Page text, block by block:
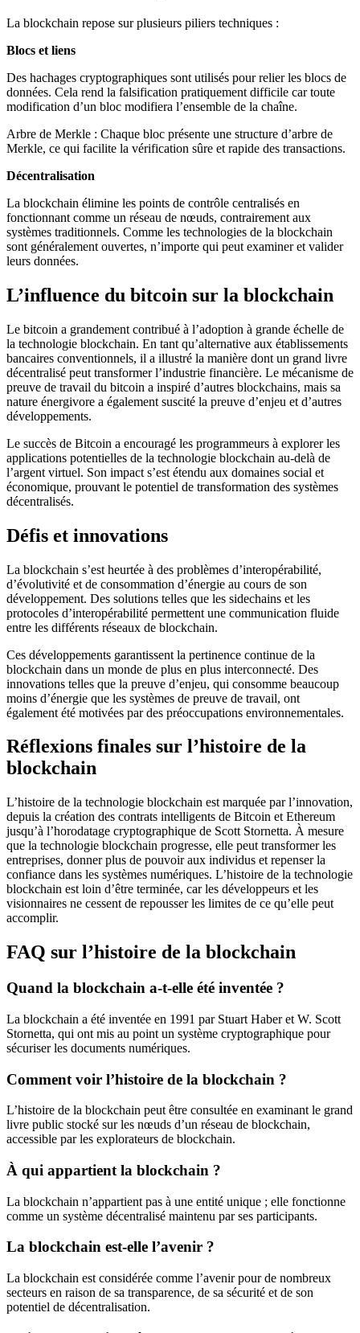
La blockchain repose sur plusieurs piliers techniques :
Blocs et liens
Des hachages cryptographiques sont utilisés pour relier les blocs de
données. Cela rend la falsification pratiquement difficile car toute
modification d’un bloc modifiera l’ensemble de la chaîne.
Arbre de Merkle : Chaque bloc présente une structure d’arbre de
Merkle, ce qui facilite la vérification sûre et rapide des transactions.
Décentralisation
La blockchain élimine les points de contrôle centralisés en
fonctionnant comme un réseau de nœuds, contrairement aux
systèmes traditionnels. Comme les technologies de la blockchain
sont généralement ouvertes, n’importe qui peut examiner et valider
leurs données.
L’influence du bitcoin sur la blockchain
Le bitcoin a grandement contribué à l’adoption à grande échelle de
la technologie blockchain. En tant qu’alternative aux établissements
bancaires conventionnels, il a illustré la manière dont un grand livre
décentralisé peut transformer l’industrie financière. Le mécanisme de
preuve de travail du bitcoin a inspiré d’autres blockchains, mais sa
nature énergivore a également suscité la preuve d’enjeu et d’autres
développements.
Le succès de Bitcoin a encouragé les programmeurs à explorer les
applications potentielles de la technologie blockchain au-delà de
l’argent virtuel. Son impact s’est étendu aux domaines social et
économique, prouvant le potentiel de transformation des systèmes
décentralisés.
Défis et innovations
La blockchain s’est heurtée à des problèmes d’interopérabilité,
d’évolutivité et de consommation d’énergie au cours de son
développement. Des solutions telles que les sidechains et les
protocoles d’interopérabilité permettent une communication fluide
entre les différents réseaux de blockchain.
Ces développements garantissent la pertinence continue de la
blockchain dans un monde de plus en plus interconnecté. Des
innovations telles que la preuve d’enjeu, qui consomme beaucoup
moins d’énergie que les systèmes de preuve de travail, ont
également été motivées par des préoccupations environnementales.
Réflexions finales sur l’histoire de la
blockchain
L’histoire de la technologie blockchain est marquée par l’innovation,
depuis la création des contrats intelligents de Bitcoin et Ethereum
jusqu’à l’horodatage cryptographique de Scott Stornetta. À mesure
que la technologie blockchain progresse, elle peut transformer les
entreprises, donner plus de pouvoir aux individus et repenser la
confiance dans les systèmes numériques. L’histoire de la technologie
blockchain est loin d’être terminée, car les développeurs et les
visionnaires ne cessent de repousser les limites de ce qu’elle peut
accomplir.
FAQ sur l’histoire de la blockchain
Quand la blockchain a-t-elle été inventée ?
La blockchain a été inventée en 1991 par Stuart Haber et W. Scott
Stornetta, qui ont mis au point un système cryptographique pour
sécuriser les documents numériques.
Comment voir l’histoire de la blockchain ?
L’histoire de la blockchain peut être consultée en examinant le grand
livre public stocké sur les nœuds d’un réseau de blockchain,
accessible par les explorateurs de blockchain.
À qui appartient la blockchain ?
La blockchain n’appartient pas à une entité unique ; elle fonctionne
comme un système décentralisé maintenu par ses participants.
La blockchain est-elle l’avenir ?
La blockchain est considérée comme l’avenir pour de nombreux
secteurs en raison de sa transparence, de sa sécurité et de son
potentiel de décentralisation.